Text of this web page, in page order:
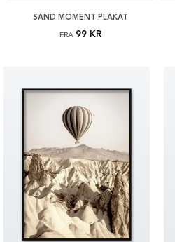
SAND MOMENT PLAKAT
FRA 99 KR